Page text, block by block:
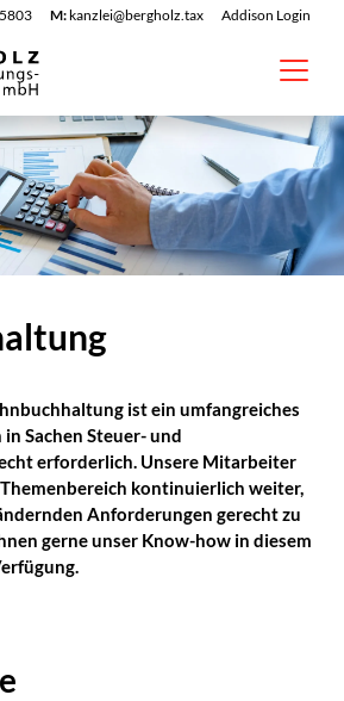
M:kanzlei@bergholz.tax Addison Login
ist ein umfangreiches
Sachen Steuer- und
erforderlich. Unsere Mitarbeiter
kontinuierlich weiter,
Anforderungen gerecht zu
gerne unser Know-how in diesem